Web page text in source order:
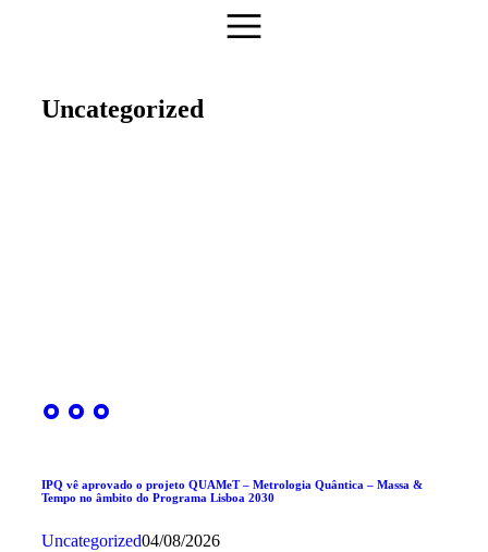
Uncategorized
IPQ vê aprovado o projeto QUAMeT – Metrologia Quântica – Massa &
Tempo no âmbito do Programa Lisboa 2030
Uncategorized04/08/2026